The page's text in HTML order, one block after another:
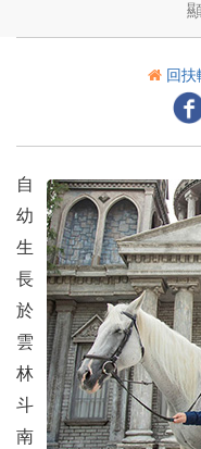
扶輪領導人 2026-27年度
毛遂自薦
二、地區活動報導
2026-27年度12位地區總
3462地區總監 莊敏汎DG
3470地區總監 林正超DG
3481地區總監 姜幸麟DG
回扶
自
幼
生
長
於
雲
林
斗
南